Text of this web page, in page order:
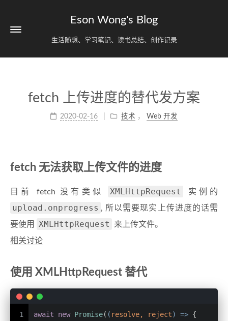
Eson Wong's Blog
生活随想、学习笔记、读书总结、创作记录
fetch 上传进度的替代发方案
2020-02-16 技术 ， Web 开发
fetch 无法获取上传文件的进度
目前 fetch 没有类似 XMLHttpRequest 实例的
upload.onprogress , 所以需要现实上传进度的话需
要使用
XMLHttpRequest
来上传文件。
相关讨论
使用 XMLHttpRequest 替代
1
await new Promise( ( resolve, reject) => {